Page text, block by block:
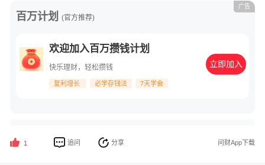
百万计划 (官方推荐)
欢迎加入百万攒钱计划
快乐理财，轻松攒钱
复利增长 必学存钱法 7天学会
立即加入
广告
1 追问 分享 问财App下载